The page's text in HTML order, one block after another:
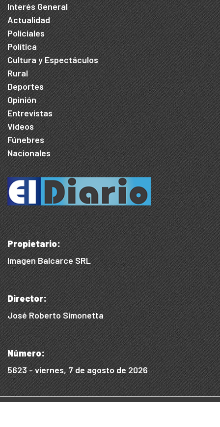
Interés General
Actualidad
Policiales
Política
Cultura y Espectáculos
Rural
Deportes
Opinión
Entrevistas
Videos
Fúnebres
Nacionales
Propietario:
Imagen Balcarce SRL
Director:
José Roberto Simonetta
Número:
5623 - viernes, 7 de agosto de 2026